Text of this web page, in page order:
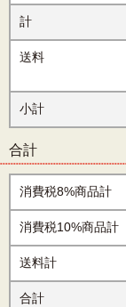
計
送料
小計
合計
消費税8%商品計
消費税10%商品計
送料計
合計